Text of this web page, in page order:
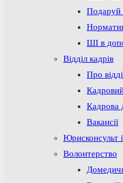
Подаруй
ШІ в
Відділ кадрів
Про
Кадрова
Вакансії
Юрисконсульт
Волонтерство